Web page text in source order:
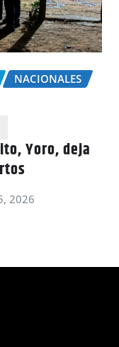
NACIONALES
Yoro, deja
2026